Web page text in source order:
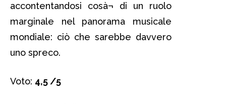
accontentandosi cosà¬ di un ruolo
marginale nel panorama musicale
mondiale: ciò che sarebbe davvero
uno spreco.
Voto: 4,5 /5